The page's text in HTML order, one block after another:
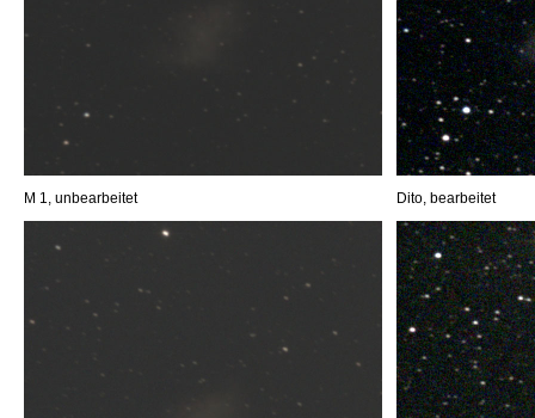
M 1, unbearbeitet Dito, bearbeitet